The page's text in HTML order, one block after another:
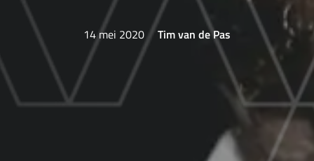
14 mei 2020 Tim van de Pas